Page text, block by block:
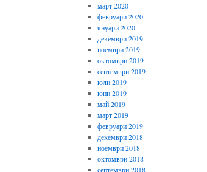
март 2020
февруари 2020
януари 2020
декември 2019
ноември 2019
октомври 2019
септември 2019
юли 2019
юни 2019
май 2019
март 2019
февруари 2019
декември 2018
ноември 2018
октомври 2018
септември 2018